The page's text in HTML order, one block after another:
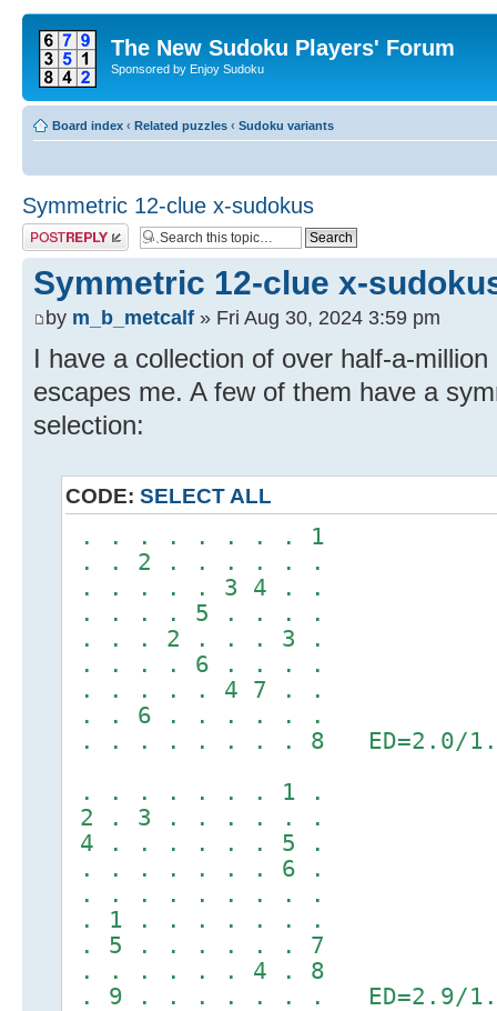
The New Sudoku Players' Forum
Sponsored by Enjoy Sudoku
Board index ‹ Related puzzles ‹ Sudoku variants
Symmetric 12-clue x-sudokus
Post a reply
Symmetric 12-clue x-
by m_b_metcalf » Fri Aug 30, 2024 3:59 pm
I have a collection of over half-a-
escapes me. A few of them have a
selection:
CODE: SELECT ALL
. . . . . . . . 1
. . 2 . . . . . .
. . . . . 3 4 . .
. . . . 5 . . . .
. . . 2 . . . 3 .
. . . . 6 . . . .
. . . . . 4 7 . .
. . 6 . . . . . .
. . . . . . . . 8 ED=2.0/
. . . . . . . 1 .
2 . 3 . . . . . .
4 . . . . . . 5 .
. . . . . . . 6 .
. . . . . . . . .
. 1 . . . . . . .
. 5 . . . . . . 7
. . . . . . 4 . 8
. 9 . . . . . . . ED=2.9/